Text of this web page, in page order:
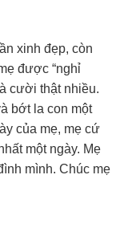
xinh đẹp, còn
được “nghỉ
cười thật nhiều.
bớt la con một
của mẹ, mẹ cứ
một ngày. Mẹ
mình. Chúc mẹ